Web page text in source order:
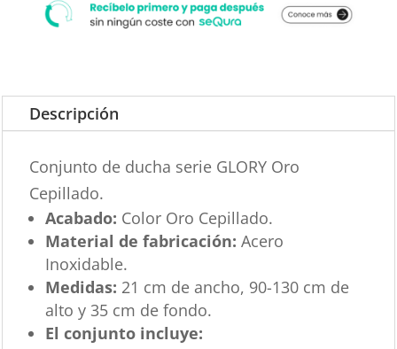
Descripción
Conjunto de ducha serie GLORY Oro
Cepillado.
Acabado: Color Oro Cepillado.
Material de fabricación:Acero
Inoxidable.
Medidas: 21 cm de ancho, 90-130 cm de
alto y 35 cm de fondo.
El conjunto incluye: